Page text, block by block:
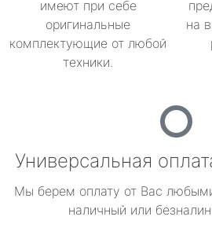
имеют при себе
оригинальные
комплектующие от любой
техники.
на
Универсальная
Мы берем оплату от Вас
наличный или